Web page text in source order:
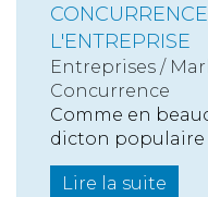
L'ENTREPRISE
Entreprises /
Concurrence
Comme en
dicton populaire
Lire la suite